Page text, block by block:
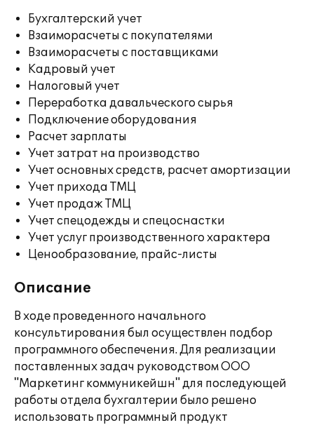
Бухгалтерский учет
Взаиморасчеты с покупателями
Взаиморасчеты с поставщиками
Кадровый учет
Налоговый учет
Переработка давальческого сырья
Подключение оборудования
Расчет зарплаты
Учет затрат на производство
Учет основных средств, расчет амортизации
Учет прихода ТМЦ
Учет продаж ТМЦ
Учет спецодежды и спецоснастки
Учет услуг производственного характера
Ценообразование, прайс-листы
Описание
В ходе проведенного начального
консультирования был осуществлен подбор
программного обеспечения. Для реализации
поставленных задач руководством ООО
"Маркетинг коммуникейшн" для последующей
работы отдела бухгалтерии было решено
использовать программный продукт